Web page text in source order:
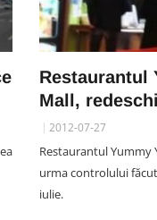
Restaurantul
Mall,
2012-07-27
Restaurantul Yummy
urma controlului
iulie.